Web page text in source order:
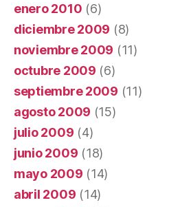
enero 2010 (6)
diciembre 2009 (8)
noviembre 2009 (11)
octubre 2009 (6)
septiembre 2009 (11)
agosto 2009 (15)
julio 2009 (4)
junio 2009 (18)
mayo 2009 (14)
abril 2009 (14)